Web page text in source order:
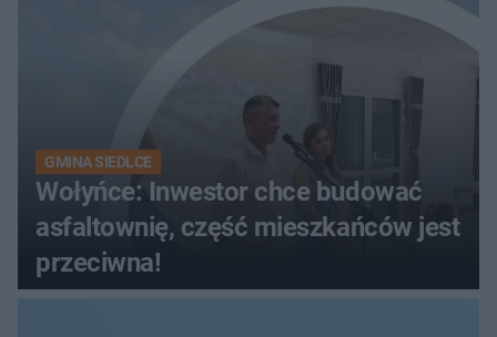
GMINA SIEDLCE
Wołyńce: Inwestor chce budować
asfaltownię, część mieszkańców jest
przeciwna!